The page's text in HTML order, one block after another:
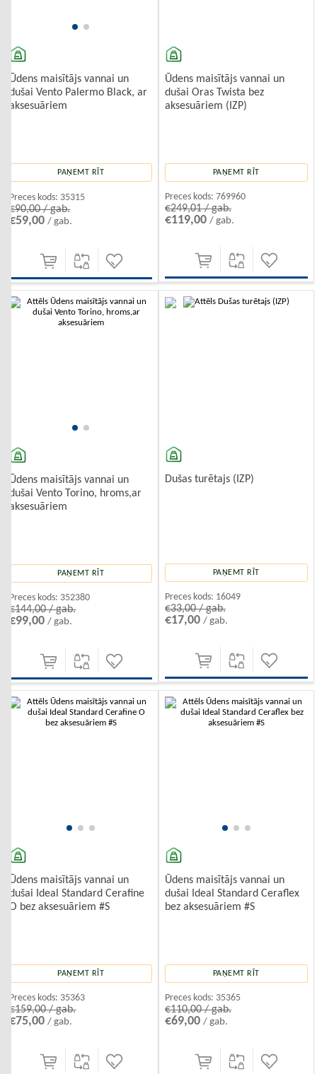
Ūdens maisītājs vannai un
dušai Vento Palermo Black, ar
aksesuāriem
PAŅEMT RĪT
Preces kods: 35315
€90,00 / gab.
€59,00/ gab.
Ūdens maisītājs vannai un
dušai Oras Twista bez
aksesuāriem (IZP)
PAŅEMT RĪT
Preces kods: 769960
€249,01 / gab.
€119,00 / gab.
Ūdens maisītājs vannai un
dušai Vento Torino, hroms,ar
aksesuāriem
PAŅEMT RĪT
Preces kods: 352380
€144,00 / gab.
€99,00/ gab.
Dušas turētajs (IZP)
PAŅEMT RĪT
Preces kods: 16049
€33,00 / gab.
€17,00 / gab.
Ūdens maisītājs vannai un
dušai Ideal Standard Cerafine
O bez aksesuāriem #S
PAŅEMT RĪT
Preces kods: 35363
€159,00 / gab.
€75,00/ gab.
Ūdens maisītājs vannai un
dušai Ideal Standard Ceraflex
bez aksesuāriem #S
PAŅEMT RĪT
Preces kods: 35365
€110,00 / gab.
€69,00 / gab.